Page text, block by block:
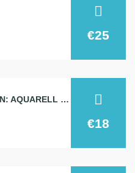
€25
MITTWOCH-MORGEN-MALEN: AQUARELL 4.2.
€18